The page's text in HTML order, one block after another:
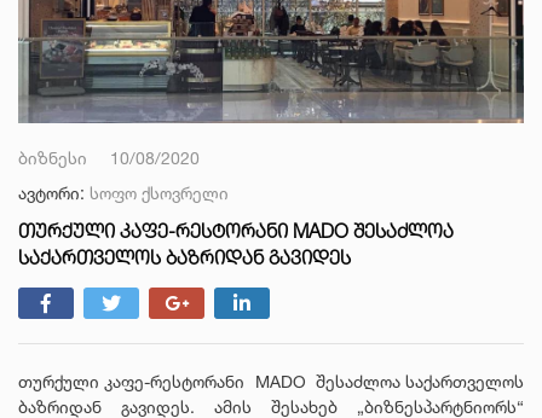
ბიზნესი
10/08/2020
ავტორი: სოფო ქსოვრელი
ᲗᲣᲠᲥᲣᲚᲘ ᲙᲐᲤᲔ-ᲠᲔᲡᲢᲝᲠᲐᲜᲘ MADO ᲨᲔᲡᲐᲫᲚᲝᲐ
ᲡᲐᲥᲐᲠᲗᲕᲔᲚᲝᲡ ᲑᲐᲖᲠᲘᲓᲐᲜ ᲒᲐᲕᲘᲓᲔᲡ
თურქული კაფე-რესტორანი MADO შესაძლოა საქართველოს
ბაზრიდან გავიდეს. ამის შესახებ „ბიზნესპარტნიორს“